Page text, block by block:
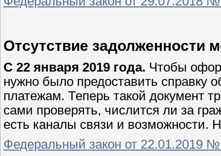
Отсутствие задолженности
С 22 января 2019 года. Чтобы
нужно было предоставить справку
платежам. Теперь такой документ
сами проверять, числится ли за
есть каналы связи и возможности.
Федеральный закон от 22.01.2019